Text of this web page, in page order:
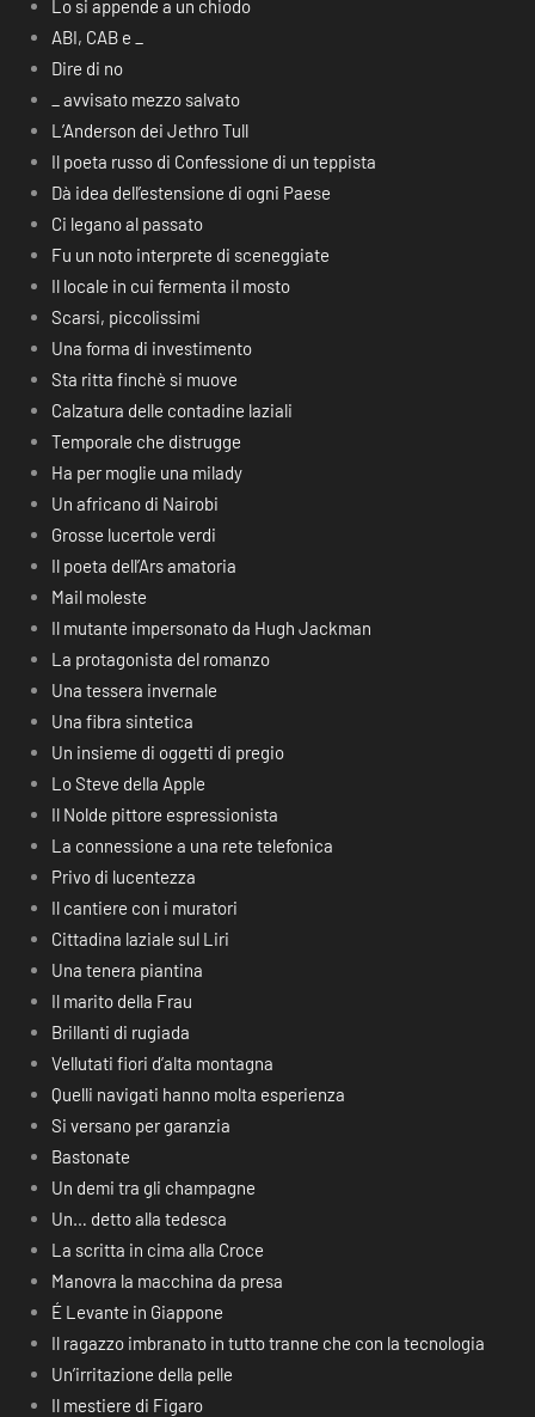
Lo si appende a un chiodo
ABI, CAB e _
Dire di no
_ avvisato mezzo salvato
L’Anderson dei Jethro Tull
Il poeta russo di Confessione di un teppista
Dà idea dell’estensione di ogni Paese
Ci legano al passato
Fu un noto interprete di sceneggiate
Il locale in cui fermenta il mosto
Scarsi, piccolissimi
Una forma di investimento
Sta ritta finchè si muove
Calzatura delle contadine laziali
Temporale che distrugge
Ha per moglie una milady
Un africano di Nairobi
Grosse lucertole verdi
Il poeta dell’Ars amatoria
Mail moleste
Il mutante impersonato da Hugh Jackman
La protagonista del romanzo
Una tessera invernale
Una fibra sintetica
Un insieme di oggetti di pregio
Lo Steve della Apple
Il Nolde pittore espressionista
La connessione a una rete telefonica
Privo di lucentezza
Il cantiere con i muratori
Cittadina laziale sul Liri
Una tenera piantina
Il marito della Frau
Brillanti di rugiada
Vellutati fiori d’alta montagna
Quelli navigati hanno molta esperienza
Si versano per garanzia
Bastonate
Un demi tra gli champagne
Un… detto alla tedesca
La scritta in cima alla Croce
Manovra la macchina da presa
É Levante in Giappone
Il ragazzo imbranato in tutto tranne che con la tecnologia
Un’irritazione della pelle
Il mestiere di Figaro